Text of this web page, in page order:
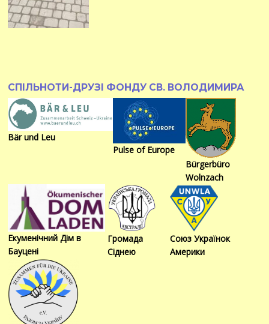
СПІЛЬНОТИ-ДРУЗІ ФОНДУ СВ. ВОЛОДИМИРА
Bär und Leu
Pulse of Europe
Bürgerbüro
Wolnzach
Екуменічний Дім в
Бауцені
Громада
Сіднею
Союз Українок
Америки